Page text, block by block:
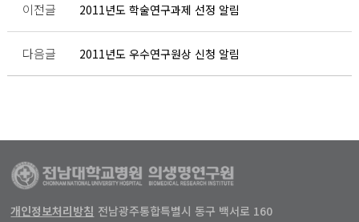
이전글 2011년도 학술연구과제 선정 알림
다음글 2011년도 우수연구원상 신청 알림
개인정보처리방침 전남광주통합특별시 동구 백서로 160